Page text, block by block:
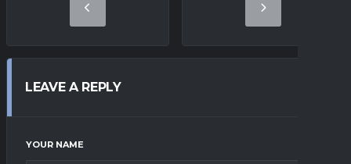
LEAVE A REPLY
YOUR NAME